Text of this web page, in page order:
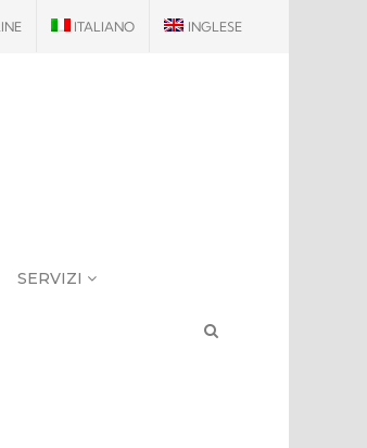
ITALIANO INGLESE
SERVIZI